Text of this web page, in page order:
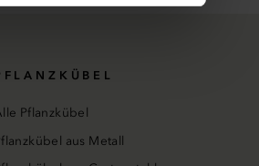
Sie sich mit der
Pflanzkübel
aus Metall